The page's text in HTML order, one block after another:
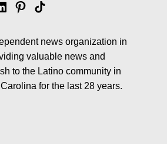
Pinterest
Tik
news organization in
valuable news and
to the Latino community in
for the last 28 years.